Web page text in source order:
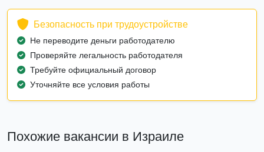
Безопасность при трудоустройстве
Не переводите деньги работодателю
Проверяйте легальность работодателя
Требуйте официальный договор
Уточняйте все условия работы
Похожие вакансии в Израиле